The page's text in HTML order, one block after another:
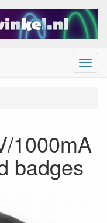
Menu
1000mA
badges